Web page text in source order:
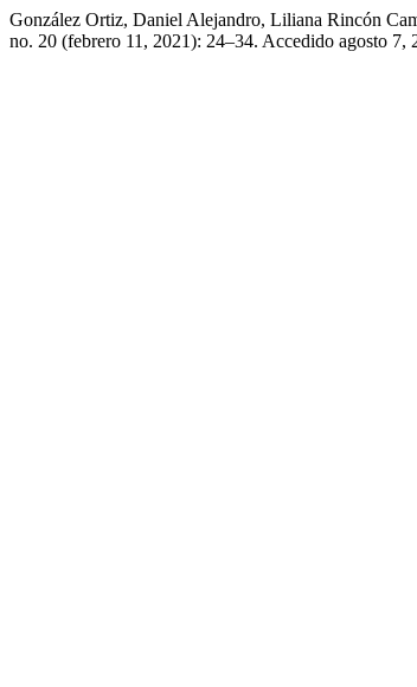
González Ortiz, Daniel Alejandro, Liliana Rincón
no. 20 (febrero 11, 2021): 24–34. Accedido agosto 7,